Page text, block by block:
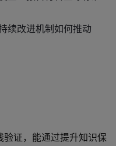
续改进机制如何推动
证，能通过提升知识保